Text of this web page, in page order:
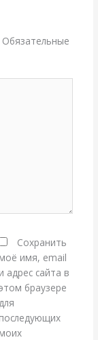
Обязательные
Сохранить
моё имя, email
и адрес сайта в
браузере
для
последующих
моих